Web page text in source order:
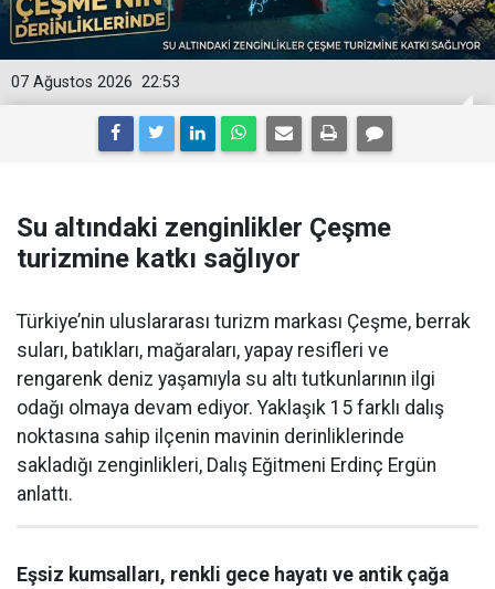
22:53
07 Ağustos 2026
Su altındaki zenginlikler Çeşme
turizmine katkı sağlıyor
Türkiye’nin uluslararası turizm markası Çeşme, berrak
suları, batıkları, mağaraları, yapay resifleri ve
rengarenk deniz yaşamıyla su altı tutkunlarının ilgi
odağı olmaya devam ediyor. Yaklaşık 15 farklı dalış
noktasına sahip ilçenin mavinin derinliklerinde
sakladığı zenginlikleri, Dalış Eğitmeni Erdinç Ergün
anlattı.
Eşsiz kumsalları, renkli gece hayatı ve antik çağa